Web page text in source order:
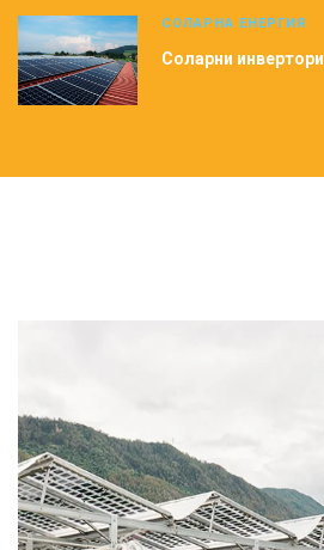
СОЛАРНА ЕНЕРГИЯ
Соларни инвертори